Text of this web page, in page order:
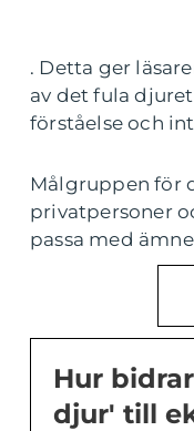
. Detta ger
av det fula
förståelse och
Målgruppen för
privatpersoner
passa med
Hur
djur' till